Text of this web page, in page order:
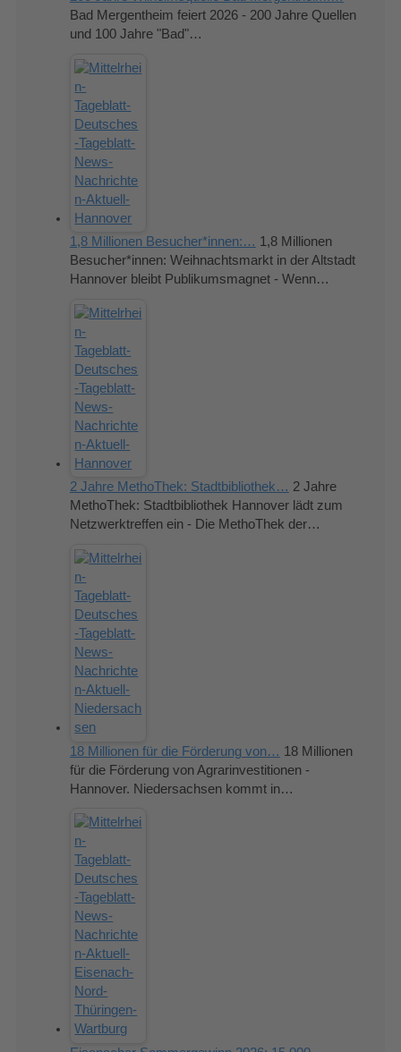
Bad Mergentheim feiert 2026 - 200 Jahre Quellen
und 100 Jahre "Bad"…
1,8 Millionen Besucher*innen:… 1,8 Millionen
Besucher*innen: Weihnachtsmarkt in der Altstadt
Hannover bleibt Publikumsmagnet - Wenn…
2 Jahre MethoThek: Stadtbibliothek… 2 Jahre
MethoThek: Stadtbibliothek Hannover lädt zum
Netzwerktreffen ein - Die MethoThek der…
18 Millionen für die Förderung von… 18 Millionen
für die Förderung von Agrarinvestitionen -
Hannover. Niedersachsen kommt in…